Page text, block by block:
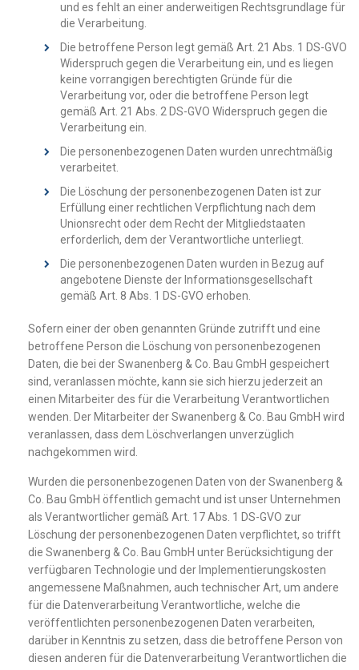
und es fehlt an einer anderweitigen Rechtsgrundlage für
die Verarbeitung.
Die betroffene Person legt gemäß Art. 21 Abs. 1 DS-GVO
Widerspruch gegen die Verarbeitung ein, und es liegen
keine vorrangigen berechtigten Gründe für die
Verarbeitung vor, oder die betroffene Person legt
gemäß Art. 21 Abs. 2 DS-GVO Widerspruch gegen die
Verarbeitung ein.
Die personenbezogenen Daten wurden unrechtmäßig
verarbeitet.
Die Löschung der personenbezogenen Daten ist zur
Erfüllung einer rechtlichen Verpflichtung nach dem
Unionsrecht oder dem Recht der Mitgliedstaaten
erforderlich, dem der Verantwortliche unterliegt.
Die personenbezogenen Daten wurden in Bezug auf
angebotene Dienste der Informationsgesellschaft
gemäß Art. 8 Abs. 1 DS-GVO erhoben.
Sofern einer der oben genannten Gründe zutrifft und eine
betroffene Person die Löschung von personenbezogenen
Daten, die bei der Swanenberg & Co. Bau GmbH gespeichert
sind, veranlassen möchte, kann sie sich hierzu jederzeit an
einen Mitarbeiter des für die Verarbeitung Verantwortlichen
wenden. Der Mitarbeiter der Swanenberg & Co. Bau GmbH wird
veranlassen, dass dem Löschverlangen unverzüglich
nachgekommen wird.
Wurden die personenbezogenen Daten von der Swanenberg &
Co. Bau GmbH öffentlich gemacht und ist unser Unternehmen
als Verantwortlicher gemäß Art. 17 Abs. 1 DS-GVO zur
Löschung der personenbezogenen Daten verpflichtet, so trifft
die Swanenberg & Co. Bau GmbH unter Berücksichtigung der
verfügbaren Technologie und der Implementierungskosten
angemessene Maßnahmen, auch technischer Art, um andere
für die Datenverarbeitung Verantwortliche, welche die
veröffentlichten personenbezogenen Daten verarbeiten,
darüber in Kenntnis zu setzen, dass die betroffene Person von
diesen anderen für die Datenverarbeitung Verantwortlichen die